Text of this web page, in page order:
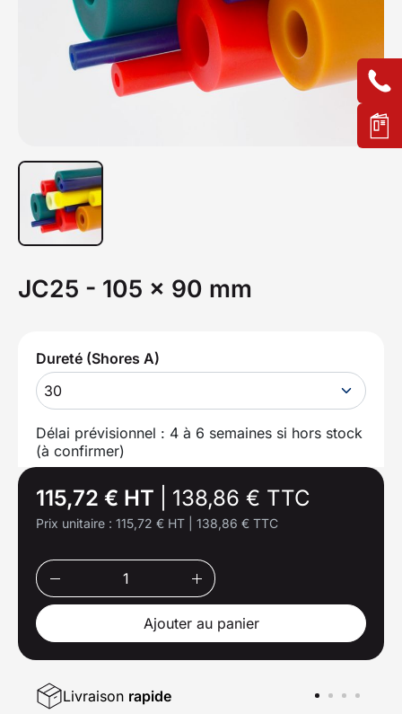
JC25 - 105 x 90 mm
Dureté (Shores A)
30
Délai prévisionnel : 4 à 6 semaines si hors stock
(à confirmer)
115,72 € HT 138,86 € TTC
Prix unitaire : 115,72 € HT 138,86 € TTC
Ajouter au panier
Livraison rapide